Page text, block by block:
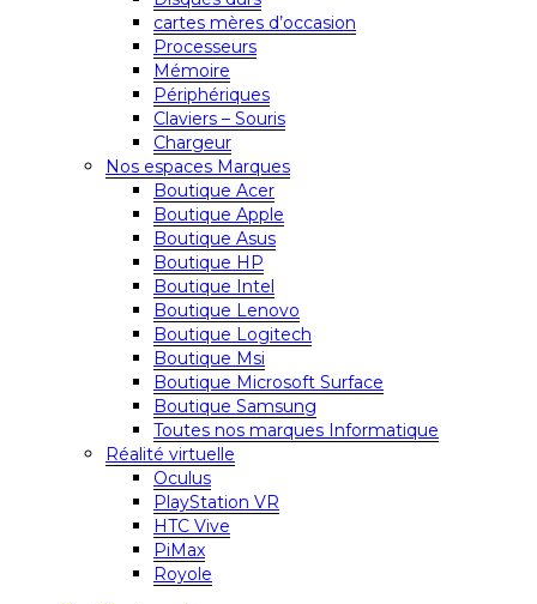
cartes mères d’occasion
Processeurs
Mémoire
Périphériques
Claviers – Souris
Chargeur
Nos espaces Marques
Boutique Acer
Boutique Apple
Boutique Asus
Boutique HP
Boutique Intel
Boutique Lenovo
Boutique Logitech
Boutique Msi
Boutique Microsoft Surface
Boutique Samsung
Toutes nos marques Informatique
Réalité virtuelle
Oculus
PlayStation VR
HTC Vive
PiMax
Royole